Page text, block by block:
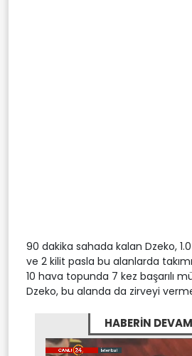
90 dakika sahada kalan Dzeko,
ve 2 kilit pasla bu alanlarda
10 hava topunda 7 kez başarılı
Dzeko, bu alanda da zirveyi
HABERİN